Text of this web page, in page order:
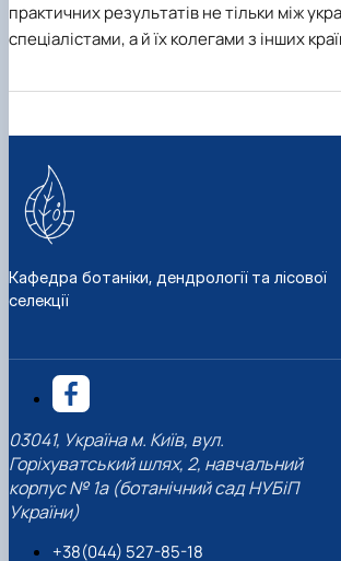
практичних результатів не тільки між
спеціалістами, а й їх колегами з інших
Кафедра ботаніки, дендрології та лісової
селекції
03041, Україна м. Київ, вул.
Горіхуватський шлях, 2, навчальний
корпус № 1а (ботанічний сад НУБіП
України)
+38(044) 527-85-18